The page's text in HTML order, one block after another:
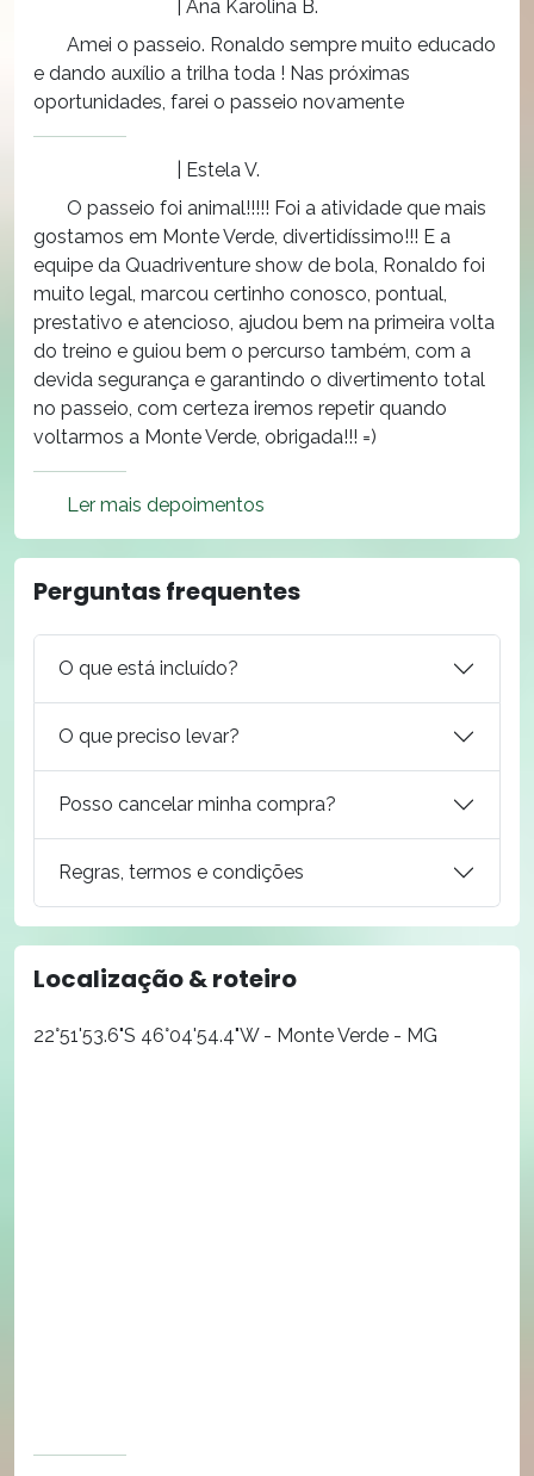
| Ana Karolina B.
Amei o passeio. Ronaldo sempre muito educado
e dando auxílio a trilha toda ! Nas próximas
oportunidades, farei o passeio novamente
| Estela V.
O passeio foi animal!!!!! Foi a atividade que mais
gostamos em Monte Verde, divertidíssimo!!! E a
equipe da Quadriventure show de bola, Ronaldo foi
muito legal, marcou certinho conosco, pontual,
prestativo e atencioso, ajudou bem na primeira volta
do treino e guiou bem o percurso também, com a
devida segurança e garantindo o divertimento total
no passeio, com certeza iremos repetir quando
voltarmos a Monte Verde, obrigada!!! =)
Ler mais depoimentos
Perguntas frequentes
O que está incluído?
O que preciso levar?
Posso cancelar minha compra?
Regras, termos e condições
Localização & roteiro
22°51'53.6"S 46°04'54.4"W - Monte Verde - MG